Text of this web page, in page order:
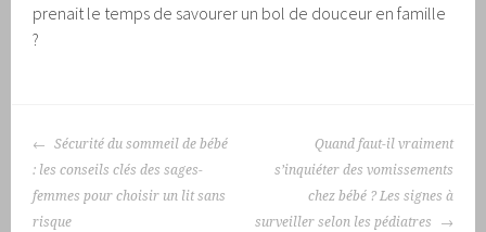
prenait le temps de savourer un bol de douceur en famille
?
NAVIGATION
DES
ARTICLES
Sécurité du sommeil de bébé
: les conseils clés des sages-
femmes pour choisir un lit sans
risque
Quand faut-il vraiment
s’inquiéter des vomissements
chez bébé ? Les signes à
surveiller selon les pédiatres